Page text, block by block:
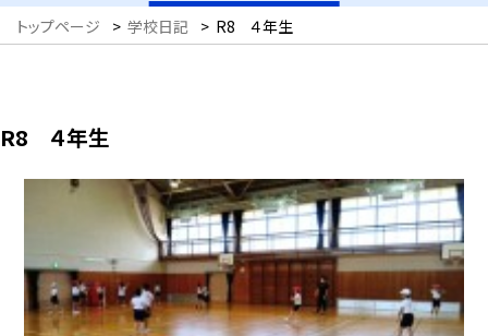
トップページ > 学校日記 > R8 ４年生
R8 ４年生